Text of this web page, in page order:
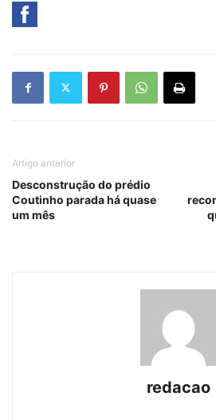
Artigo anterior
Desconstrução do prédio
Coutinho parada há quase
um mês
redacao